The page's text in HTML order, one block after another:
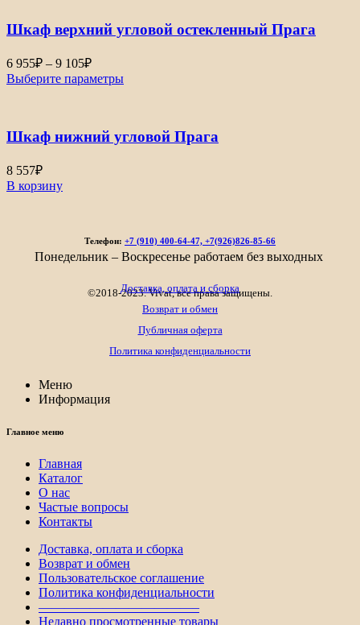
Шкаф верхний угловой остекленный Прага
6 955₽ – 9 105₽Диапазон
цен:
6
9
Выберите параметры
Шкаф нижний угловой Прага
8 557₽
В корзину
Телефон: +7 (910) 400-64-47, +7(926)826-85-66
Понедельник – Воскресенье работаем без выходных
©2018-2023. Vivat, все права защищены.
Доставка, оплата и сборка
Возврат и обмен
Публичная оферта
Политика конфиденциальности
Меню
Информация
Главное меню
Главная
Каталог
О нас
Частые вопросы
Контакты
Доставка, оплата и сборка
Возврат и обмен
Пользовательское соглашение
Политика конфиденциальности
————————————–
Недавно просмотренные товары